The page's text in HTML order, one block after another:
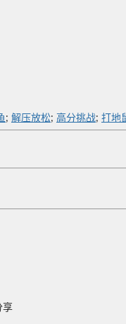
; 解压放松; 高分挑战; 打地
享